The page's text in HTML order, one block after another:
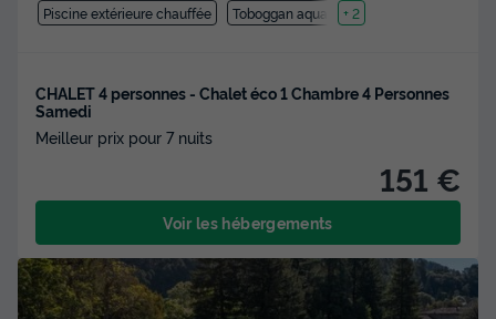
Piscine extérieure chauffée Toboggan aquatique
+ 2
CHALET 4 personnes - Chalet éco 1 Chambre 4 Personnes
Samedi
Meilleur prix pour 7 nuits
151 €
Voir les hébergements